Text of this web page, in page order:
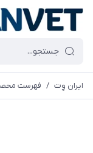
ایران وِت / فهرست